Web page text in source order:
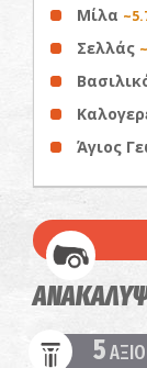
Μίλα
Σελλάς
Άγιος
5